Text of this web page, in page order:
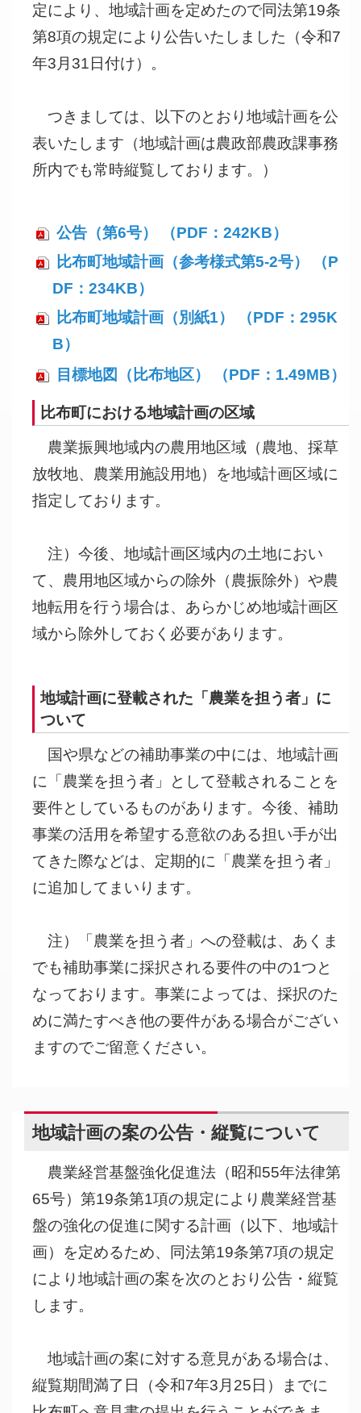
定により、地域計画を定めたので同法第19条
第8項の規定により公告いたしました（令和7
年3月31日付け）。
つきましては、以下のとおり地域計画を公
表いたします（地域計画は農政部農政課事務
所内でも常時縦覧しております。）
公告（第6号） （PDF：242KB）
比布町地域計画（参考様式第5-2号） （P
DF：234KB）
比布町地域計画（別紙1） （PDF：295K
B）
目標地図（比布地区） （PDF：1.49MB）
比布町における地域計画の区域
農業振興地域内の農用地区域（農地、採草
放牧地、農業用施設用地）を地域計画区域に
指定しております。
注）今後、地域計画区域内の土地におい
て、農用地区域からの除外（農振除外）や農
地転用を行う場合は、あらかじめ地域計画区
域から除外しておく必要があります。
地域計画に登載された「農業を担う者」に
ついて
国や県などの補助事業の中には、地域計画
に「農業を担う者」として登載されることを
要件としているものがあります。今後、補助
事業の活用を希望する意欲のある担い手が出
てきた際などは、定期的に「農業を担う者」
に追加してまいります。
注）「農業を担う者」への登載は、あくま
でも補助事業に採択される要件の中の1つと
なっております。事業によっては、採択のた
めに満たすべき他の要件がある場合がござい
ますのでご留意ください。
地域計画の案の公告・縦覧について
農業経営基盤強化促進法（昭和55年法律第
65号）第19条第1項の規定により農業経営基
盤の強化の促進に関する計画（以下、地域計
画）を定めるため、同法第19条第7項の規定
により地域計画の案を次のとおり公告・縦覧
します。
地域計画の案に対する意見がある場合は、
縦覧期間満了日（令和7年3月25日）までに